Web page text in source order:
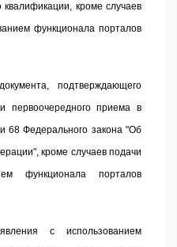
кроме случаев
функционала порталов
подтверждающего
первоочередного приема в
68Федерального закона "Об
кроме случаев подачи
функционала порталов
с использованием